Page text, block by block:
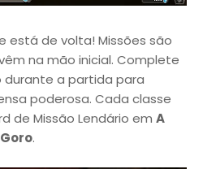
está de volta! Missões são
na mão inicial. Complete
durante a partida para
poderosa. Cada classe
de Missão Lendário em A
.